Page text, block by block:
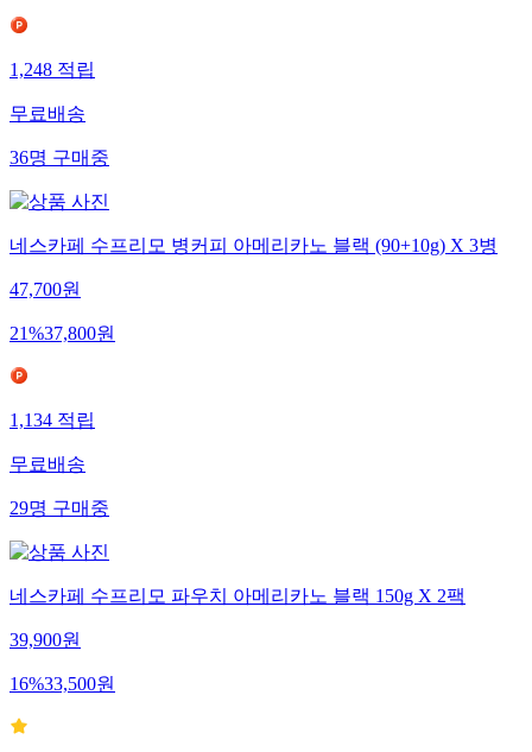
1,248적립
무료배송
36명구매중
네스카페 수프리모 병커피 아메리카노 블랙 (90+10g) X 3병
47,700원
21%37,800원
1,134적립
무료배송
29명구매중
네스카페 수프리모 파우치 아메리카노 블랙 150g X 2팩
39,900원
16%33,500원